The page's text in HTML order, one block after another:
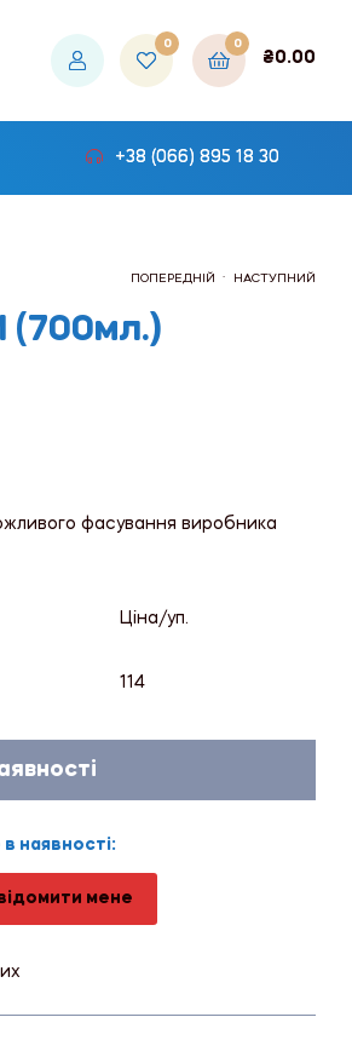
0 0
₴0.00
+38 (066) 895 18 30
ПОПЕРЕДНІЙ НАСТУПНИЙ
(700мл.)
фасування виробника
Ціна/уп.
114
наявності:
мене